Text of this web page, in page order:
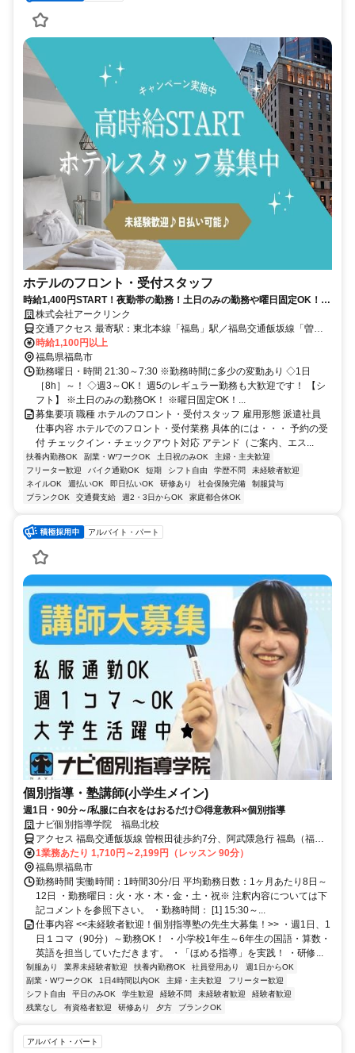
ホテルのフロント・受付スタッフ
時給1,400円START！夜勤帯の勤務！土日のみの勤務や曜日固定OK！日
払い可能♪高時給！交通費有
株式会社アークリンク
交通アクセス 最寄駅：東北本線「福島」駅／福島交通飯坂線「曽根
田」駅／福島交通飯坂線「美術館図書館前」駅
時給1,100円以上
福島県福島市
勤務曜日・時間 21:30～7:30 ※勤務時間に多少の変動あり ◇1日
［8h］～！ ◇週3～OK！ 週5のレギュラー勤務も大歓迎です！ 【シ
フト】 ※土日のみの勤務OK！ ※曜日固定OK！...
募集要項 職種 ホテルのフロント・受付スタッフ 雇用形態 派遣社員
仕事内容 ホテルでのフロント・受付業務 具体的には・・・ 予約の受
付 チェックイン・チェックアウト対応 アテンド（ご案内、エス...
扶養内勤務OK 副業・WワークOK 土日祝のみOK
主婦・主夫歓迎
フリーター歓迎
バイク通勤OK 短期 シフト自由 学歴不問
未経験者歓迎
ネイルOK
週払いOK 即日払いOK 研修あり 社会保険完備
制服貸与
ブランクOK
交通費支給 週2・3日からOK 家庭都合休OK
アルバイト・パート
個別指導・塾講師(小学生メイン)
週1日・90分～/私服に白衣をはおるだけ◎得意教科×個別指導
ナビ個別指導学院 福島北校
アクセス 福島交通飯坂線 曽根田徒歩約7分、阿武隈急行 福島（福島
県）東口徒歩約13分、福島交通飯坂線 福島（福島県）東口徒歩約13
分 曽根田駅より徒歩7分
1業務あたり 1,710円～2,199円（レッスン 90分）
福島県福島市
勤務時間 実働時間：1時間30分/日 平均勤務日数：1ヶ月あたり8日～
12日 ・勤務曜日：火・水・木・金・土・祝※ 注釈内容については下
記コメントを参照下さい。 ・勤務時間： [1] 15:30～...
仕事内容 <<未経験者歓迎！個別指導塾の先生大募集！>> ・週1日、1
日１コマ（90分）～勤務OK！ ・小学校1年生～6年生の国語・算数・
英語を担当していただきます。 ・「ほめる指導」を実践！ ・研修...
制服あり 業界未経験者歓迎 扶養内勤務OK 社員登用あり
週1日からOK
副業・WワークOK
1日4時間以内OK 主婦・主夫歓迎
フリーター歓迎
シフト自由
平日のみOK 学生歓迎 経験不問 未経験者歓迎
経験者歓迎
残業なし
有資格者歓迎 研修あり 夕方 ブランクOK
アルバイト・パート